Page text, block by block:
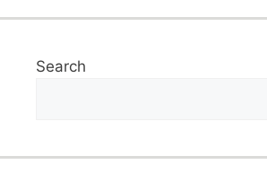
Search